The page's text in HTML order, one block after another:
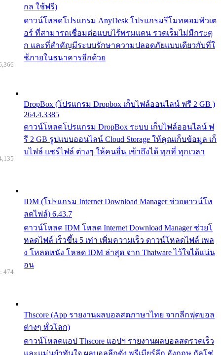
กล ใช้ฟรี)
ดาวน์โหลดโปรแกรม AnyDesk โปรแกรมรีโมทคอมพิวเต
อร์ ที่สามารถเชื่อมต่อแบบไร้พรมแดน รวดเร็มไม่มีกระตุ
ก และที่สำคัญมีระบบรักษาความปลอดภัยแบบเดียวกับที่ใ
ช้ภายในธนาคารอีกด้วย
DropBox (โปรแกรม Dropbox เก็บไฟล์ออนไลน์ ฟรี 2 GB )
264.4.3385
ดาวน์โหลดโปรแกรม DropBox ระบบ เก็บไฟล์ออนไลน์ ฟ
รี 2 GB รูปแบบออนไลน์ Cloud Storage ให้คุณเก็บข้อมูล เก็
บไฟล์ แชร์ไฟล์ ต่างๆ ให้คนอื่น เข้าถึงได้ ทุกที่ ทุกเวลา
IDM (โปรแกรม Internet Download Manager ช่วยดาวน์โห
ลดไฟล์) 6.43.7
ดาวน์โหลด IDM โหลด Internet Download Manager ช่วยโ
หลดไฟล์ เร็วขึ้น 5 เท่า เพิ่มความเร็ว ดาวน์โหลดไฟล์ เพล
ง โหลดหนัง โหลด IDM ล่าสุด จาก Thaiware ไว้ใจได้แน่น
อน
Thscore (App รายงานผลบอลสดภาษาไทย จากลีกฟุตบอล
ต่างๆ ทั่วโลก)
ดาวน์โหลดแอป Thscore แอปฯ รายงานผลบอลสดรวดเร็ว
และแม่นยำทันใจ ผลบอลลีกดัง พรีเมียร์ลีก อังกฤษ กัลโช่
474